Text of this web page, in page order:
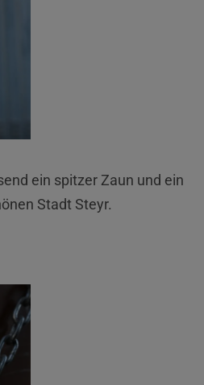
ein spitzer Zaun und ein
Stadt Steyr.